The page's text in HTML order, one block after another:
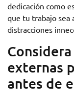
dedicación como
que tu trabajo sea
distracciones
externas
antes de